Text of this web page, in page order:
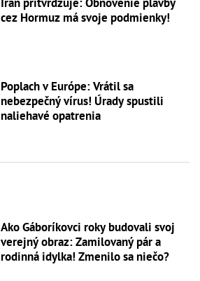
cez Hormuz má svoje podmienky!
Poplach v Európe: Vrátil sa
nebezpečný vírus! Úrady spustili
naliehavé opatrenia
Ako Gáboríkovci roky budovali svoj
verejný obraz: Zamilovaný pár a
rodinná idylka! Zmenilo sa niečo?